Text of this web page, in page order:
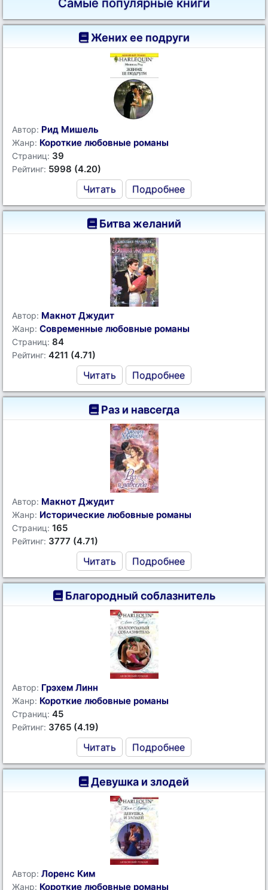
Самые популярные книги
Жених ее подруги
Автор: Рид Мишель
Жанр: Короткие любовные романы
Страниц: 39
Рейтинг: 5998 (4.20)
Читать Подробнее
Битва желаний
Автор: Макнот Джудит
Жанр: Современные любовные романы
Страниц: 84
Рейтинг: 4211 (4.71)
Читать Подробнее
Раз и навсегда
Автор: Макнот Джудит
Жанр: Исторические любовные романы
Страниц: 165
Рейтинг: 3777 (4.71)
Читать Подробнее
Благородный соблазнитель
Автор: Грэхем Линн
Жанр: Короткие любовные романы
Страниц: 45
Рейтинг: 3765 (4.19)
Читать Подробнее
Девушка и злодей
Автор: Лоренс Ким
Жанр: Короткие любовные романы